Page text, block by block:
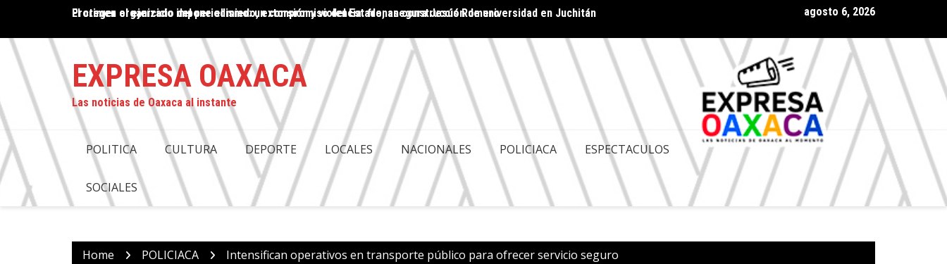
content
El crimen organizado impone el miedo, extorsión y violencia: frenan construcción de universidad en Juchitán
PROPUESTA DE DESAPARICIÓN DE PODERES EN OAXACA ES POLITIQUERÍA; HAY GOBERNABILIDAD Y
Cuenta Gobernador de Oaxaca Salomón Jara Cruz con amplia
agosto 6, 2026
EXPRESA OAXACA
Las noticias de Oaxaca al instante
POLITICA CULTURA DEPORTE LOCALES NACIONALES POLICIACA ESPECTACULOS
SOCIALES
Home POLICIACA Intensifican operativos en transporte público para ofrecer servicio seguro